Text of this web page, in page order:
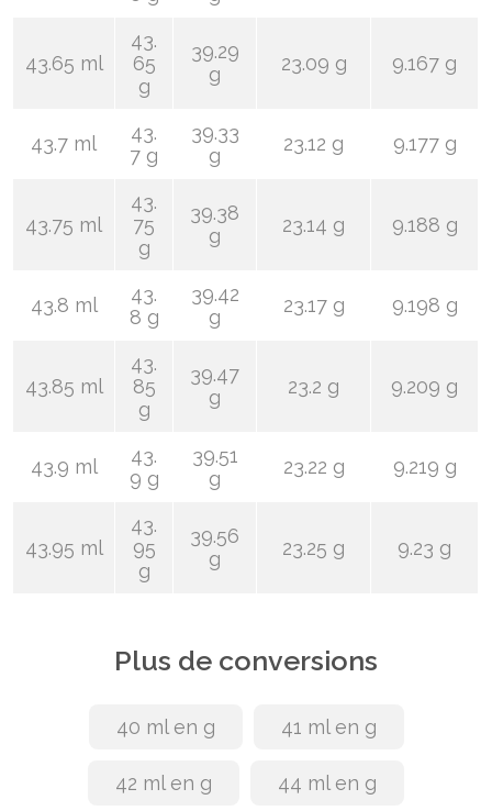
43.65 ml
43.
65
g
39.29
g
23.09 g 9.167 g
43.7 ml
43.
7 g
39.33
g
23.12 g 9.177 g
43.75 ml
43.
75
g
39.38
g
23.14 g 9.188 g
43.8 ml
43.
8 g
39.42
g
23.17 g 9.198 g
43.85 ml
43.
85
g
39.47
g
23.2 g 9.209 g
43.9 ml
43.
9 g
39.51
g
23.22 g 9.219 g
43.95 ml
43.
95
g
39.56
g
23.25 g 9.23 g
Plus de conversions
40 ml en g 41 ml en g
42 ml en g 44 ml en g